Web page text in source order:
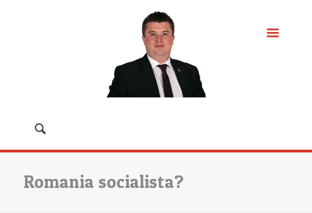
Romania socialista?